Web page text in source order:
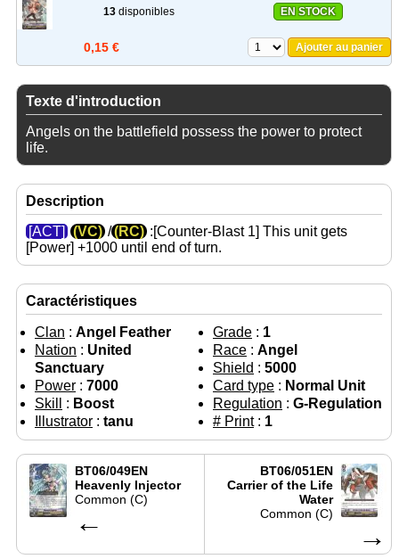
13disponibles EN STOCK
0,15 € Ajouter au panier
Texte d'introduction
Angels on the battlefield possess the power to protect
life.
Description
[ACT]
(VC) /(RC) :[Counter-Blast 1] This unit gets
[Power] +1000 until end of turn.
Caractéristiques
Clan : Angel Feather Grade : 1
Nation : United
Sanctuary
Race : Angel
Shield : 5000
Power : 7000 Card type : Normal Unit
Skill
: Boost Regulation : G-Regulation
Illustrator : tanu # Print: 1
BT06/049EN
Heavenly Injector
Common (C)
←
BT06/051EN
Carrier of the Life
Water
Common (C)
→